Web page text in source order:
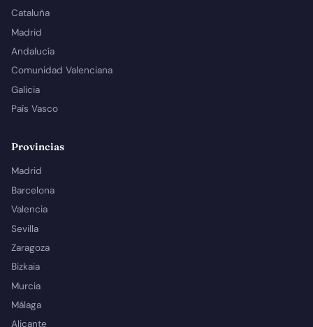
Cataluña
Madrid
Andalucía
Comunidad Valenciana
Galicia
País Vasco
Provincias
Madrid
Barcelona
Valencia
Sevilla
Zaragoza
Bizkaia
Murcia
Málaga
Alicante